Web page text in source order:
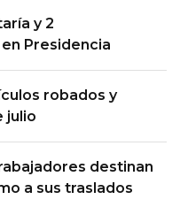
y 2
Presidencia
robados y
julio
destinan
a sus traslados